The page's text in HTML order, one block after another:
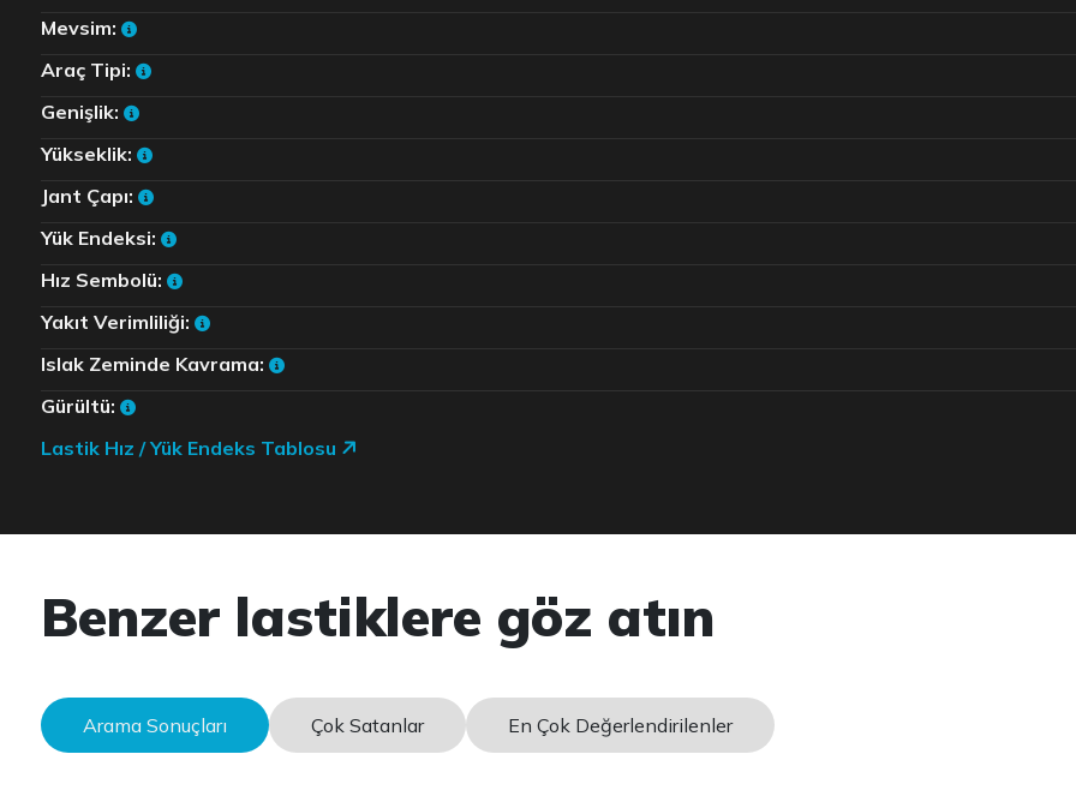
Mevsim:
Araç Tipi:
Genişlik:
Yükseklik:
Jant Çapı:
Yük Endeksi:
Hız Sembolü:
Yakıt Verimliliği:
Islak Zeminde Kavrama:
Gürültü:
Lastik Hız / Yük Endeks Tablosu
Benzer lastiklere göz atın
Arama Sonuçları Çok Satanlar En Çok Değerlendirilenler